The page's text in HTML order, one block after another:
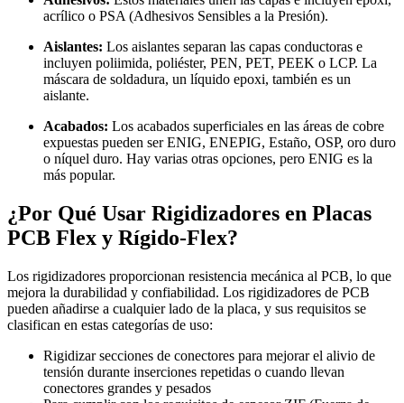
acrílico o PSA (Adhesivos Sensibles a la Presión).
Aislantes: Los aislantes separan las capas conductoras e
incluyen poliimida, poliéster, PEN, PET, PEEK o LCP. La
máscara de soldadura, un líquido epoxi, también es un
aislante.
Acabados: Los acabados superficiales en las áreas de cobre
expuestas pueden ser ENIG, ENEPIG, Estaño, OSP, oro duro
o níquel duro. Hay varias otras opciones, pero ENIG es la
más popular.
¿Por Qué Usar Rigidizadores en Placas
PCB Flex y Rígido-Flex?
Los rigidizadores proporcionan resistencia mecánica al PCB, lo que
mejora la durabilidad y confiabilidad. Los rigidizadores de PCB
pueden añadirse a cualquier lado de la placa, y sus requisitos se
clasifican en estas categorías de uso:
Rigidizar secciones de conectores para mejorar el alivio de
tensión durante inserciones repetidas o cuando llevan
conectores grandes y pesados